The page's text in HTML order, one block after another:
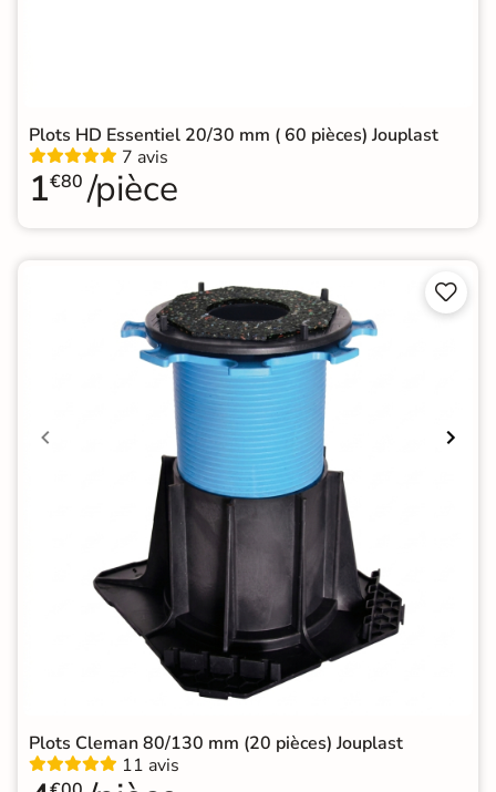
Plots HD Essentiel 20/30 mm ( 60 pièces) Jouplast
7 avis
1€80 /pièce


Plots Cleman 80/130 mm (20 pièces) Jouplast
11 avis